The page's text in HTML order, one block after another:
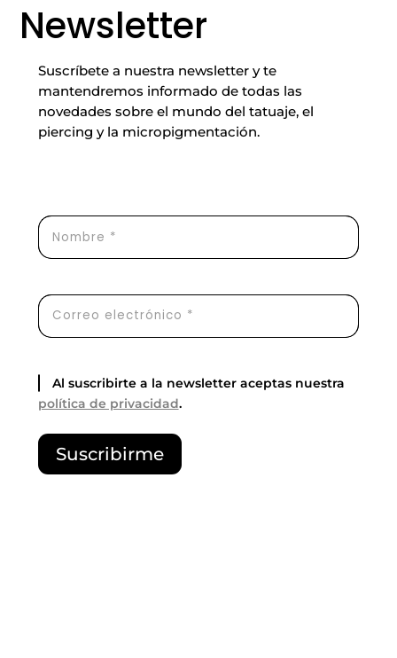
Newsletter
Suscríbete a nuestra newsletter y te
mantendremos informado de todas las
novedades sobre el mundo del tatuaje, el
piercing y la micropigmentación.
Al suscribirte a la newsletter aceptas nuestra
política de privacidad.
P
o
Suscribirme